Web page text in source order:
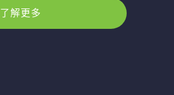
了解更多